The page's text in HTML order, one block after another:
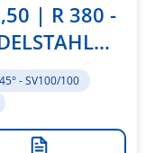
| R 380 -
- SV100/100